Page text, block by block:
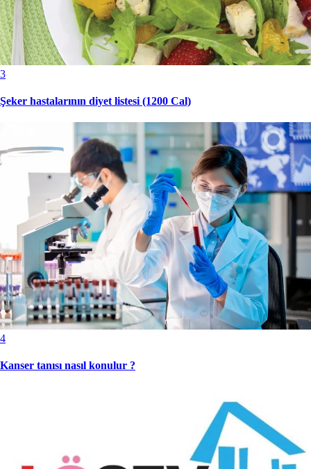
3
Şeker hastalarının diyet listesi (1200 Cal)
4
Kanser tanısı nasıl konulur ?